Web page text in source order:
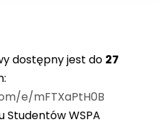
dostępny jest do 27
e/mFTXaPtH0B
Studentów WSPA